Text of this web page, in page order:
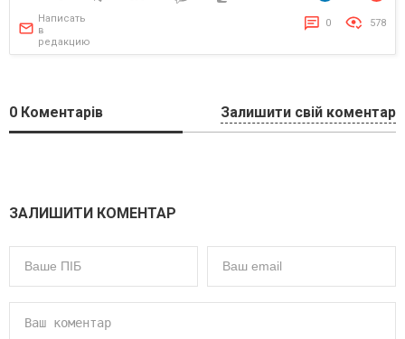
Написать
в
редакцию
0 578
0 Коментарів Залишити свій коментар
ЗАЛИШИТИ КОМЕНТАР